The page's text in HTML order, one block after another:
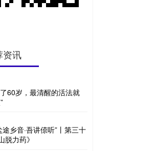
资讯
60岁，最清醒的活法就
乡音·吾讲倷听”丨第三十
脱力药》